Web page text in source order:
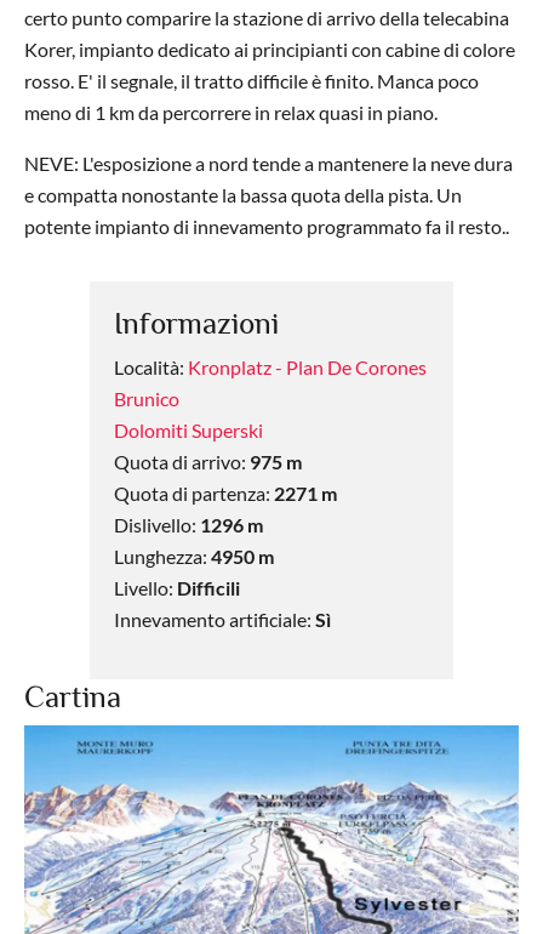
certo punto comparire la stazione di arrivo della telecabina
Korer, impianto dedicato ai principianti con cabine di colore
rosso. E' il segnale, il tratto difficile è finito. Manca poco
meno di 1 km da percorrere in relax quasi in piano.
NEVE: L'esposizione a nord tende a mantenere la neve dura
e compatta nonostante la bassa quota della pista. Un
potente impianto di innevamento programmato fa il resto..
Informazioni
Località: Kronplatz - Plan De Corones
Brunico
Dolomiti Superski
Quota di arrivo: 975 m
Quota di partenza: 2271 m
Dislivello: 1296 m
Lunghezza: 4950 m
Livello: Difficili
Innevamento artificiale: Sì
Cartina